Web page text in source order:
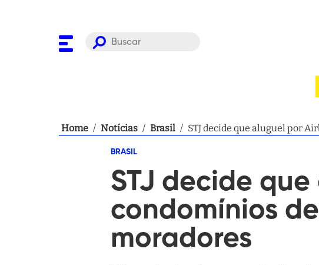
Home / Notícias / Brasil / STJ decide que aluguel por
BRASIL
STJ decide
condomínios
moradores